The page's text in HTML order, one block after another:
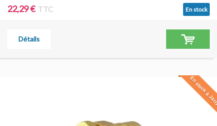
22,29 € TTC En stock
Détails
En stock à